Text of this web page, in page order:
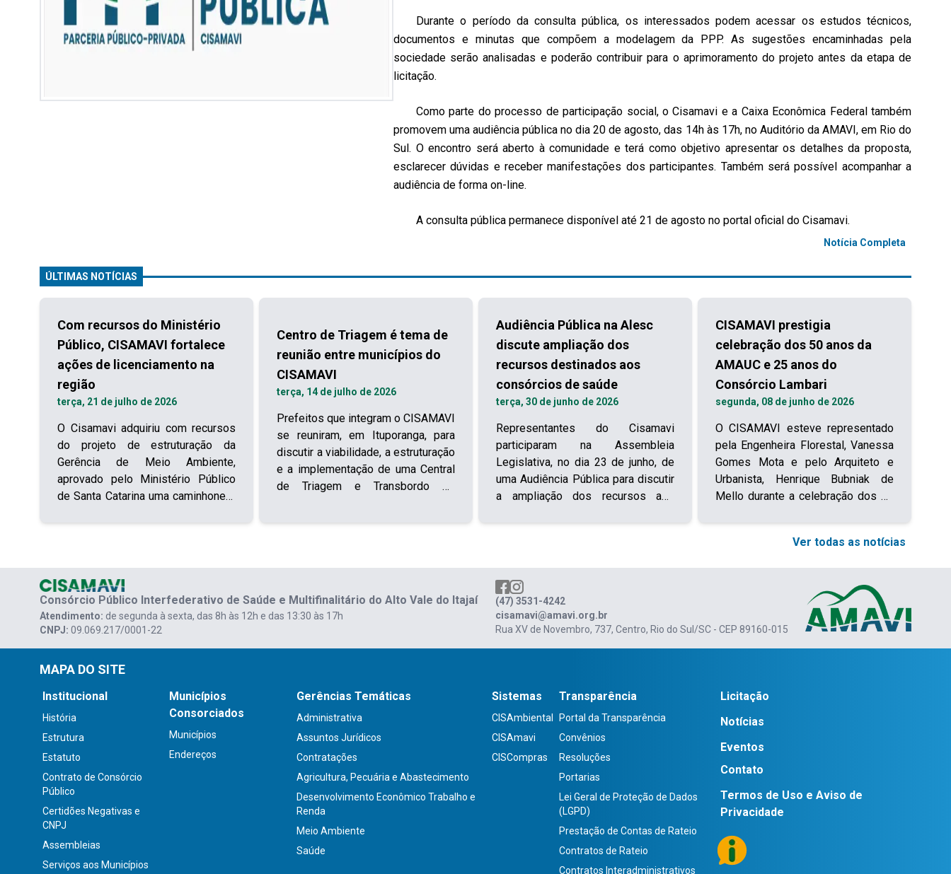
Durante o período da consulta pública, os interessados podem acessar os estudos técnicos,
documentos e minutas que compõem a modelagem da PPP. As sugestões encaminhadas pela
sociedade serão analisadas e poderão contribuir para o aprimoramento do projeto antes da etapa de
licitação.
Como parte do processo de participação social, o Cisamavi e a Caixa Econômica Federal também
promovem uma audiência pública no dia 20 de agosto, das 14h às 17h, no Auditório da AMAVI, em Rio do
Sul. O encontro será aberto à comunidade e terá como objetivo apresentar os detalhes da proposta,
esclarecer dúvidas e receber manifestações dos participantes. Também será possível acompanhar a
audiência de forma on-line.
A consulta pública permanece disponível até 21 de agosto no portal oficial do Cisamavi.
Notícia Completa
ÚLTIMAS NOTÍCIAS
Com recursos do Ministério
Público, CISAMAVI fortalece
ações de licenciamento na
região
terça, 21 de julho de 2026
O Cisamavi adquiriu com recursos
do projeto de estruturação da
Gerência de Meio Ambiente,
aprovado pelo Ministério Público
de Santa Catarina uma caminhonete
provenientes de acordos de não
persecução penal firmados na
Comarca de Rio do Sul.
Centro de Triagem é tema de
reunião entre municípios do
CISAMAVI
terça, 14 de julho de 2026
Prefeitos que integram o CISAMAVI
se reuniram, em Ituporanga, para
discutir a viabilidade, a estruturação
e a implementação de uma Central
de Triagem e Transbordo de
promover ganhos de escala e
municípios.
Audiência Pública na Alesc
discute ampliação dos
recursos destinados aos
consórcios de saúde
terça, 30 de junho de 2026
Representantes do Cisamavi
participaram na Assembleia
Legislativa, no dia 23 de junho, de
uma Audiência Pública para discutir
a ampliação dos recursos aos
dos repasses e mudanças na
operacionalização do Programa
Qualicis.
CISAMAVI prestigia
celebração dos 50 anos da
AMAUC e 25 anos do
Consórcio Lambari
segunda, 08 de junho de 2026
O CISAMAVI esteve representado
pela Engenheira Florestal, Vanessa
Gomes Mota e pelo Arquiteto e
Urbanista, Henrique Bubniak de
Mello durante a celebração dos 50
aconteceu no Clube 29 de julho, em
Ver todas as notícias
Consórcio Público Interfederativo de Saúde e Multifinalitário do Alto Vale do Itajaí
Atendimento: de segunda à sexta, das 8h às 12h e das 13:30 às 17h
CNPJ: 09.069.217/0001-22
(47) 3531-4242
cisamavi@amavi.org.br
Rua XV de Novembro, 737, Centro, Rio do Sul/SC - CEP 89160-015
MAPA DO SITE
Institucional
História
Estrutura
Estatuto
Contrato de Consórcio
Público
Certidões Negativas e
CNPJ
Assembleias
Serviços aos Municípios
Municípios
Consorciados
Municípios
Endereços
Gerências Temáticas
Administrativa
Assuntos Jurídicos
Contratações
Agricultura, Pecuária e Abastecimento
Desenvolvimento Econômico Trabalho e
Renda
Meio Ambiente
Saúde
Sistemas
CISAmbiental
CISAmavi
CISCompras
Transparência
Portal da Transparência
Convênios
Resoluções
Portarias
Lei Geral de Proteção de Dados
(LGPD)
Prestação de Contas de Rateio
Contratos de Rateio
Contratos Interadministrativos
Licitação
Notícias
Eventos
Contato
Termos de Uso e Aviso de
Privacidade